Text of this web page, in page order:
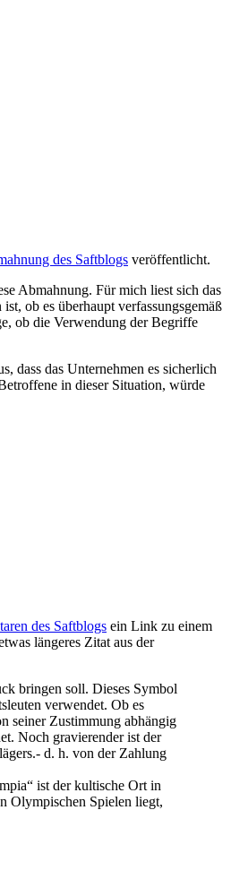
des Saftblogs veröffentlicht.
Abmahnung. Für mich liest sich das
ob es überhaupt verfassungsgemäß
ob die Verwendung der Begriffe
dass das Unternehmen es sicherlich
in dieser Situation, würde
des Saftblogs ein Link zu einem
längeres Zitat aus der
bringen soll. Dieses Symbol
verwendet. Ob es
seiner Zustimmung abhängig
Noch gravierender ist der
d. h. von der Zahlung
ist der kultische Ort in
Olympischen Spielen liegt,